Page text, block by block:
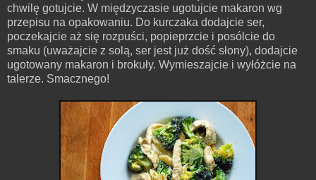
chwilę gotujcie. W międzyczasie ugotujcie makaron wg
przepisu na opakowaniu. Do kurczaka dodajcie ser,
poczekajcie aż się rozpuści, popieprzcie i posólcie do
smaku (uważajcie z solą, ser jest już dość słony), dodajcie
ugotowany makaron i brokuły. Wymieszajcie i wyłóżcie na
talerze. Smacznego!